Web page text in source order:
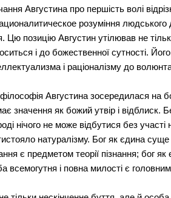
Августина про першість волі
розуміння
Цю позицію Августин утілював не
і до божественної сутності.
і раціоналізму до
Августина зосередилася на
значення як божий утвір і відблиск.
нічого не може відбутися без
натуралізму. Бог як єдина
є предметом теорії пізнання; бог
всемогутня і повна милості є головним